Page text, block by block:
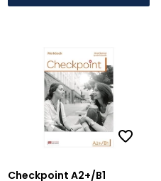
Checkpoint A2+/B1